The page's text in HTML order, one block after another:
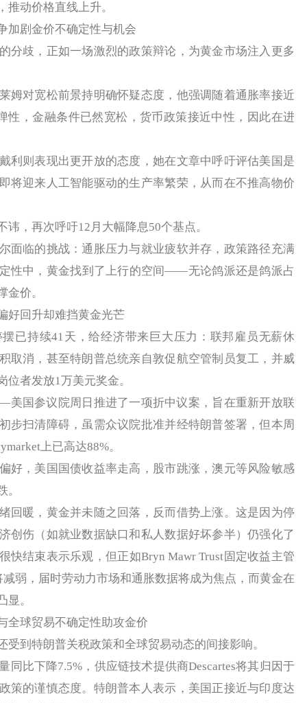
动价格直线上升。
剧金价不确定性与机会
歧，正如一场激烈的政策辩论，为黄金市场注入更多
对宽松前景持明确怀疑态度，他强调随着通胀率接近
性，金融条件已然宽松，货币政策接近中性，因此在进
则表现出更开放的态度，她在文章中呼吁评估美国是
将迎来人工智能驱动的生产率繁荣，从而在不推高物价
再次呼吁12月大幅降息50个基点。
临的挑战：通胀压力与就业疲软并存，政策路径充满
性中，黄金找到了上行的空间——无论鸽派还是鸽派占
金价。
回升却难挡黄金光芒
持续41天，给经济带来巨大压力：联邦雇员无薪休
取消，甚至特朗普总统亲自敦促航空管制员复工，并威
者发放1万美元奖金。
参议院周日推进了一项折中议案，旨在重新开放联
步扫清障碍，虽需众议院批准并经特朗普签署，但本周
上已高达88%。
，美国国债收益率走高，股市跳涨，澳元等风险敏感
暖，黄金并未随之回落，反而借势上涨。这是因为停
创伤（如就业数据缺口和私人数据好坏参半）仍强化了
快结束表示乐观，但正如Bryn Mawr Trust固定收益主管
减弱，届时劳动力市场和通胀数据将成为焦点，而黄金在
显。
球贸易不确定性助攻金价
特朗普关税政策和全球贸易动态的间接影响。
下降7.5%，供应链技术提供商Descartes将其归因于
策的谨慎态度。特朗普本人表示，美国正接近与印度达